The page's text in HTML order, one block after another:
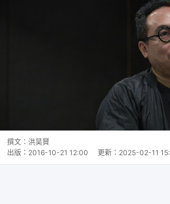
撰文： 洪昊賢
出版： 2016-10-21 12:00 更新： 2025-02-11